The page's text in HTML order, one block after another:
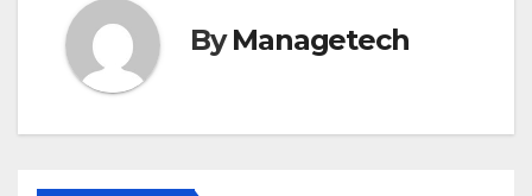
シ
ョ
ン
ByManagetech